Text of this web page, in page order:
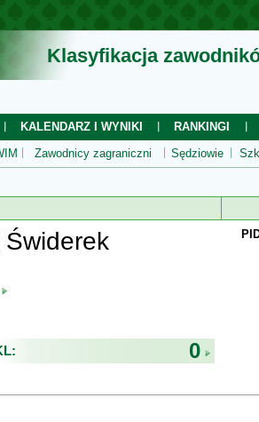
Klasyfikacja
KALENDARZ I WYNIKI RANKINGI
Zawodnicy zagraniczni Sędziowie
0